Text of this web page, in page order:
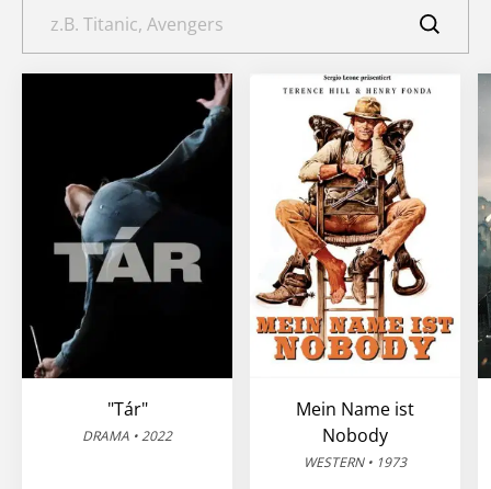
"Tár"
DRAMA • 2022
Mein Name ist
Nobody
WESTERN • 1973